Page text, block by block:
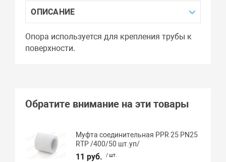
ОПИСАНИЕ
Опора используется для крепления трубы к
поверхности.
Обратите внимание на эти товары
Муфта соединительная PPR 25 PN25
RTP /400/50 шт.уп/
11 руб. / шт.